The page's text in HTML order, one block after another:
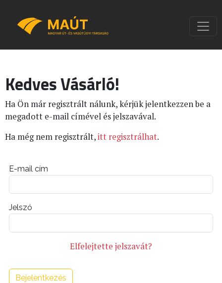
Kedves Vásárló!
Ha Ön már regisztrált nálunk, kérjük jelentkezzen be a
megadott e-mail címével és jelszavával.
Ha még nem regisztrált,itt regisztrálhat.
E-mail cím
Jelszó
Elfelejtette jelszavát?
Bejelentkezés